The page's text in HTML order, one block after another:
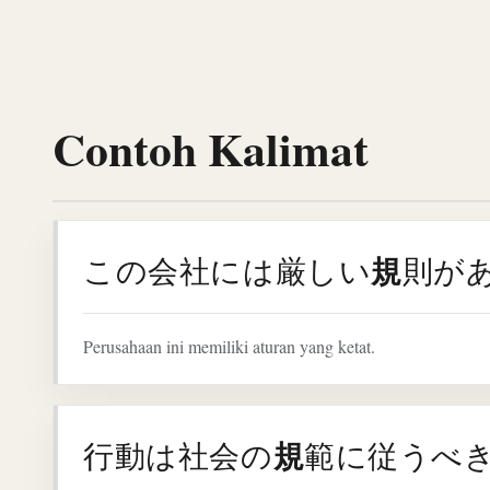
Contoh Kalimat
この会社には厳しい規則が
Perusahaan ini memiliki aturan yang ketat.
行動は社会の規範に従うべき